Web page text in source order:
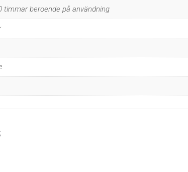
timmar beroende på användning